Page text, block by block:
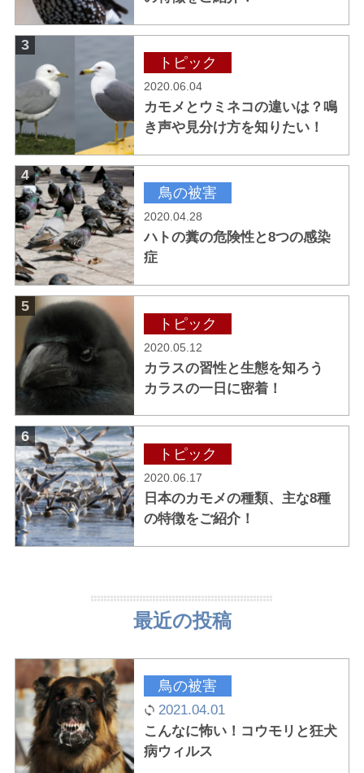
3
トピック
2020.06.04
カモメとウミネコの違いは？鳴
き声や見分け方を知りたい！
4
鳥の被害
2020.04.28
ハトの糞の危険性と8つの感染
症
5
トピック
2020.05.12
カラスの習性と生態を知ろう
カラスの一日に密着！
6
トピック
2020.06.17
日本のカモメの種類、主な8種
の特徴をご紹介！
最近の投稿
鳥の被害
2021.04.01
こんなに怖い！コウモリと狂犬
病ウィルス